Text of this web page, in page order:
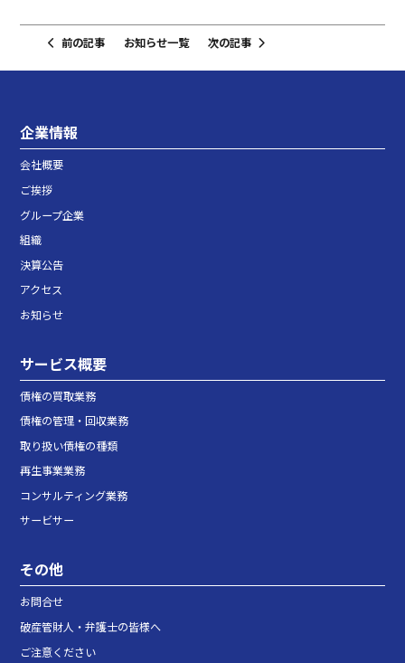
前の記事 お知らせ一覧 次の記事
企業情報
会社概要
ご挨拶
グループ企業
組織
決算公告
アクセス
お知らせ
サービス概要
債権の買取業務
債権の管理・回収業務
取り扱い債権の種類
再生事業業務
コンサルティング業務
サービサー
その他
お問合せ
破産管財人・弁護士の皆様へ
ご注意ください